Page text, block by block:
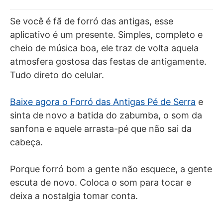
Se você é fã de forró das antigas, esse
aplicativo é um presente. Simples, completo e
cheio de música boa, ele traz de volta aquela
atmosfera gostosa das festas de antigamente.
Tudo direto do celular.
Baixe agora o Forró das Antigas Pé de Serra e
sinta de novo a batida do zabumba, o som da
sanfona e aquele arrasta-pé que não sai da
cabeça.
Porque forró bom a gente não esquece, a gente
escuta de novo. Coloca o som para tocar e
deixa a nostalgia tomar conta.